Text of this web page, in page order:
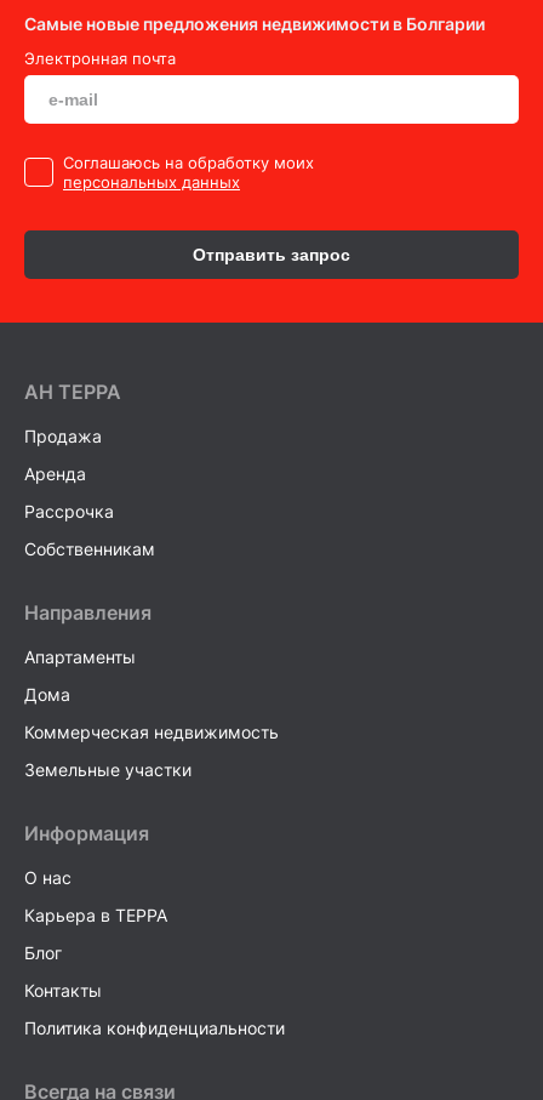
Самые новые предложения недвижимости в Болгарии
Электронная почта
Cоглашаюсь на обработку моих
персональных данных
Отправить запрос
AH ТEPPA
Продажа
Аренда
Рассрочка
Собственникам
Направления
Апартаменты
Дома
Коммерческая недвижимость
Земельные участки
Информация
О нас
Карьера в TEPPA
Блог
Контакты
Политика конфиденциальности
Всегда на связи